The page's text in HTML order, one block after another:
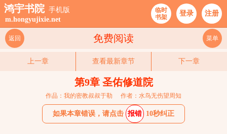
鸿宇书院 手机版
m.hongyujixie.net
临时
书架
登录 注册
免费阅读
返回 菜单
上一章 查看最新章节 下一章
第9章 圣佑修道院
作品：我的密教叔叔于勒 作者：水鸟无伤望周知
如果本章错误，请点击 报错 10秒纠正